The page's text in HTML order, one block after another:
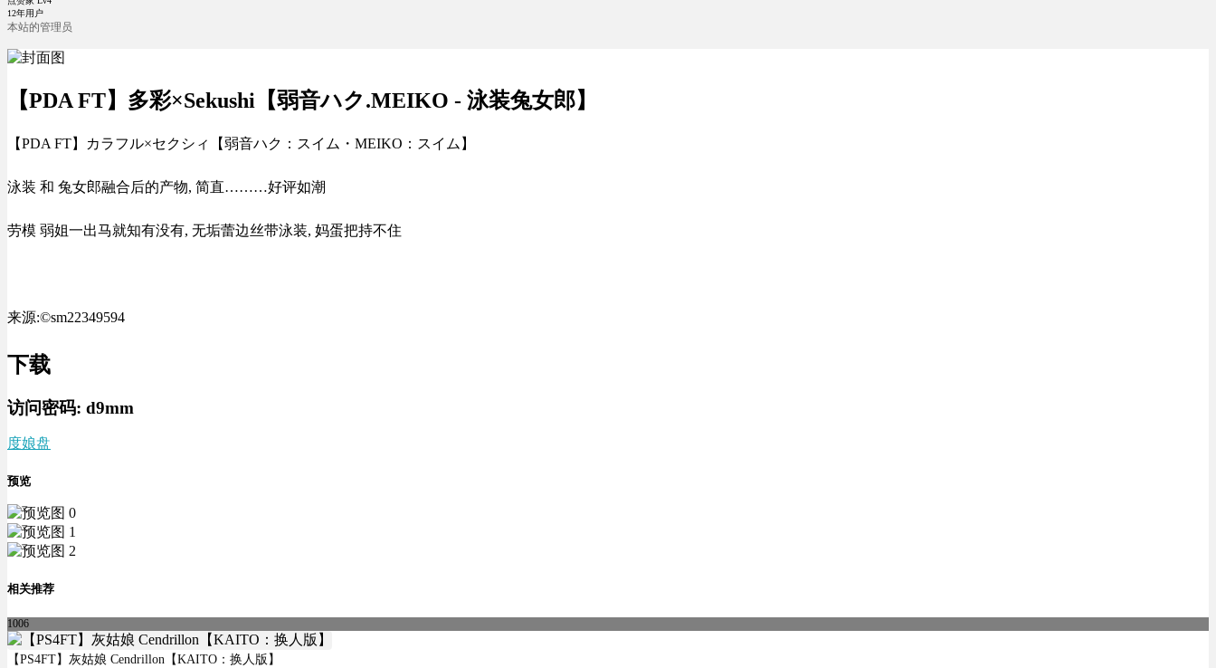
12年用户
本站的管理员
【PDA FT】多彩×Sekushi【弱音ハク.MEIKO - 泳装兔女郎】
【PDA FT】カラフル×セクシィ【弱音ハク：スイム・MEIKO：スイム】
泳装 和 兔女郎融合后的产物, 简直………好评如潮
劳模 弱姐一出马就知有没有, 无垢蕾边丝带泳装, 妈蛋把持不住
来源:©sm22349594
下载
访问密码: d9mm
度娘盘
预览
相关推荐
1006
【PS4FT】灰姑娘 Cendrillon【KAITO：换人版】